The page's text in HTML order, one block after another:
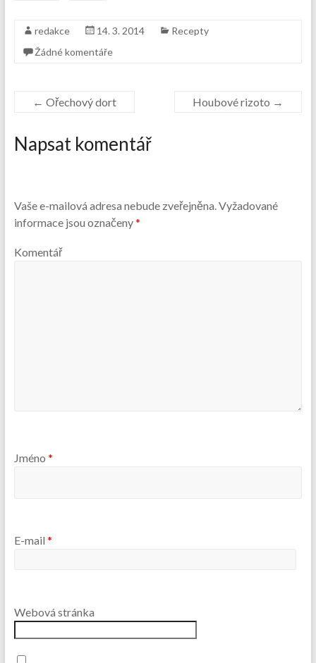
redakce 14. 3. 2014
Recepty
Žádné komentáře
← Ořechový dort Houbové rizoto →
Napsat komentář
Vaše e-mailová adresa nebude zveřejněna.Vyžadované
informace jsou označeny*
Komentář
Jméno *
E-mail *
Webová stránka